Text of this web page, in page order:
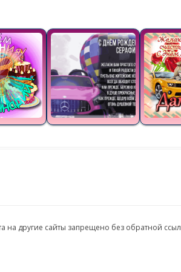
на другие сайты запрещено без обратной